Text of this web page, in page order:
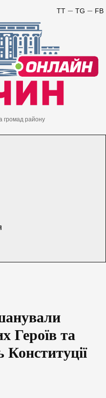
FB
TG
TT
громад району
Героїв та
Конституції